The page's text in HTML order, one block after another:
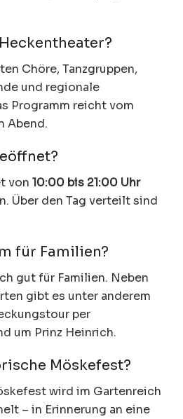
Chöre, Tanzgruppen,
und regionale
Programm reicht vom
Abend.
von 10:00 bis 21:00 Uhr
Über den Tag verteilt sind
für Familien?
gut für Familien. Neben
gibt es unter anderem
per
um Prinz Heinrich.
Möskefest?
wird im Gartenreich
– in Erinnerung an eine